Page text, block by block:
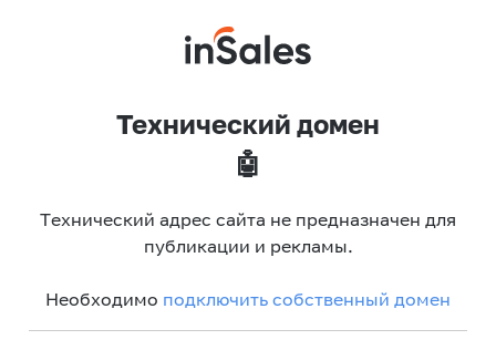
Технический домен
🤖
Технический адрес сайта не предназначен для
публикации и рекламы.
Необходимо подключить собственный домен